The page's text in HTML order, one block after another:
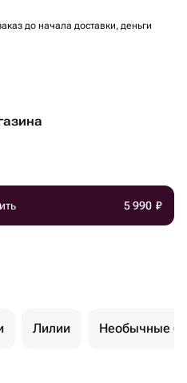
до начала доставки, деньги
5 990 ₽
Лилии Необычные